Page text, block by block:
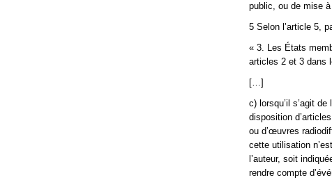
public, ou de mise
5 Selon l’article 5,
« 3. Les États
articles 2 et 3 dans
[…]
c) lorsqu’il s’agit
disposition
ou d’œuvres
cette utilisation
l’auteur, soit
rendre compte